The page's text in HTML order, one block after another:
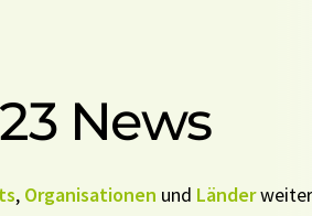
News
, Organisationen und Länder